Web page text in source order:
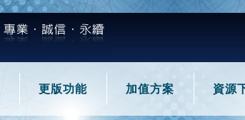
更版功能 加值方案 資源